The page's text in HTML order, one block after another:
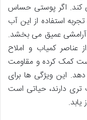
کند. اگر پوستی حساس
استفاده از این آب
آرامشی عمیق می بخشد.
عناصر کمیاب و املاح
کمک کرده و مقاومت
این ویژگی ها برای
دارند، حیاتی است